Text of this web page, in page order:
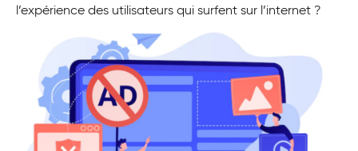
l’expérience des utilisateurs qui surfent sur l’internet ?